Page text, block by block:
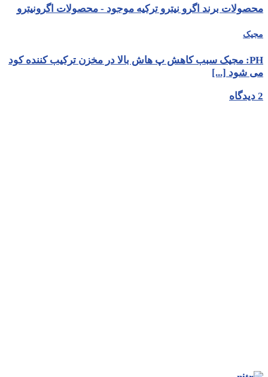
محصولات برند اگرو نیترو ترکیه موجود - محصولات اگرونیترو
مجیک
PH: مجیک سبب کاهش پ هاش بالا در مخزن ترکیب کننده کود
می شود [...]
2 دیدگاه